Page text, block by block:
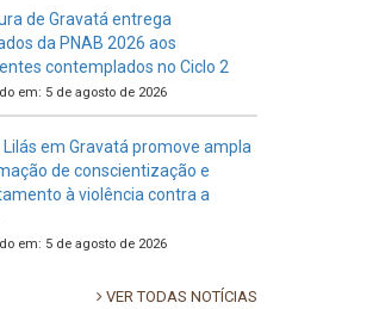
de Gravatá entrega
da PNAB 2026 aos
contemplados no Ciclo 2
em: 5 de agosto de 2026
em Gravatá promove ampla
de conscientização e
à violência contra a
em: 5 de agosto de 2026
VER TODAS NOTÍCIAS